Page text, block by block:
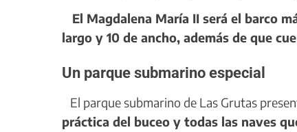
El Magdalena María II será el barco
largo y 10 de ancho, además de que
Un parque submarino especial
El parque submarino de Las Grutas
práctica del buceo y todas las naves